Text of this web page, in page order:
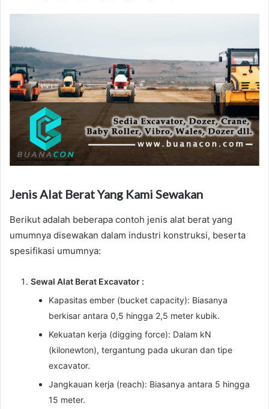
Jenis Alat Berat Yang Kami Sewakan
Berikut adalah beberapa contoh jenis alat berat yang
umumnya disewakan dalam industri konstruksi, beserta
spesifikasi umumnya:
Sewal Alat Berat Excavator :
Kapasitas ember (bucket capacity): Biasanya
berkisar antara 0,5 hingga 2,5 meter kubik.
Kekuatan kerja (digging force): Dalam kN
(kilonewton), tergantung pada ukuran dan tipe
excavator.
Jangkauan kerja (reach): Biasanya antara 5 hingga
15 meter.